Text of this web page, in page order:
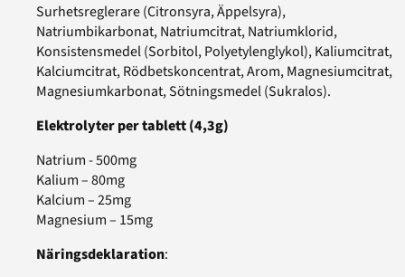
Surhetsreglerare (Citronsyra, Äppelsyra),
Natriumbikarbonat, Natriumcitrat, Natriumklorid,
Konsistensmedel (Sorbitol, Polyetylenglykol), Kaliumcitrat,
Kalciumcitrat, Rödbetskoncentrat, Arom, Magnesiumcitrat,
Magnesiumkarbonat, Sötningsmedel (Sukralos).
Elektrolyter per tablett (4,3g)
Natrium - 500mg
Kalium – 80mg
Kalcium – 25mg
Magnesium – 15mg
Näringsdeklaration: